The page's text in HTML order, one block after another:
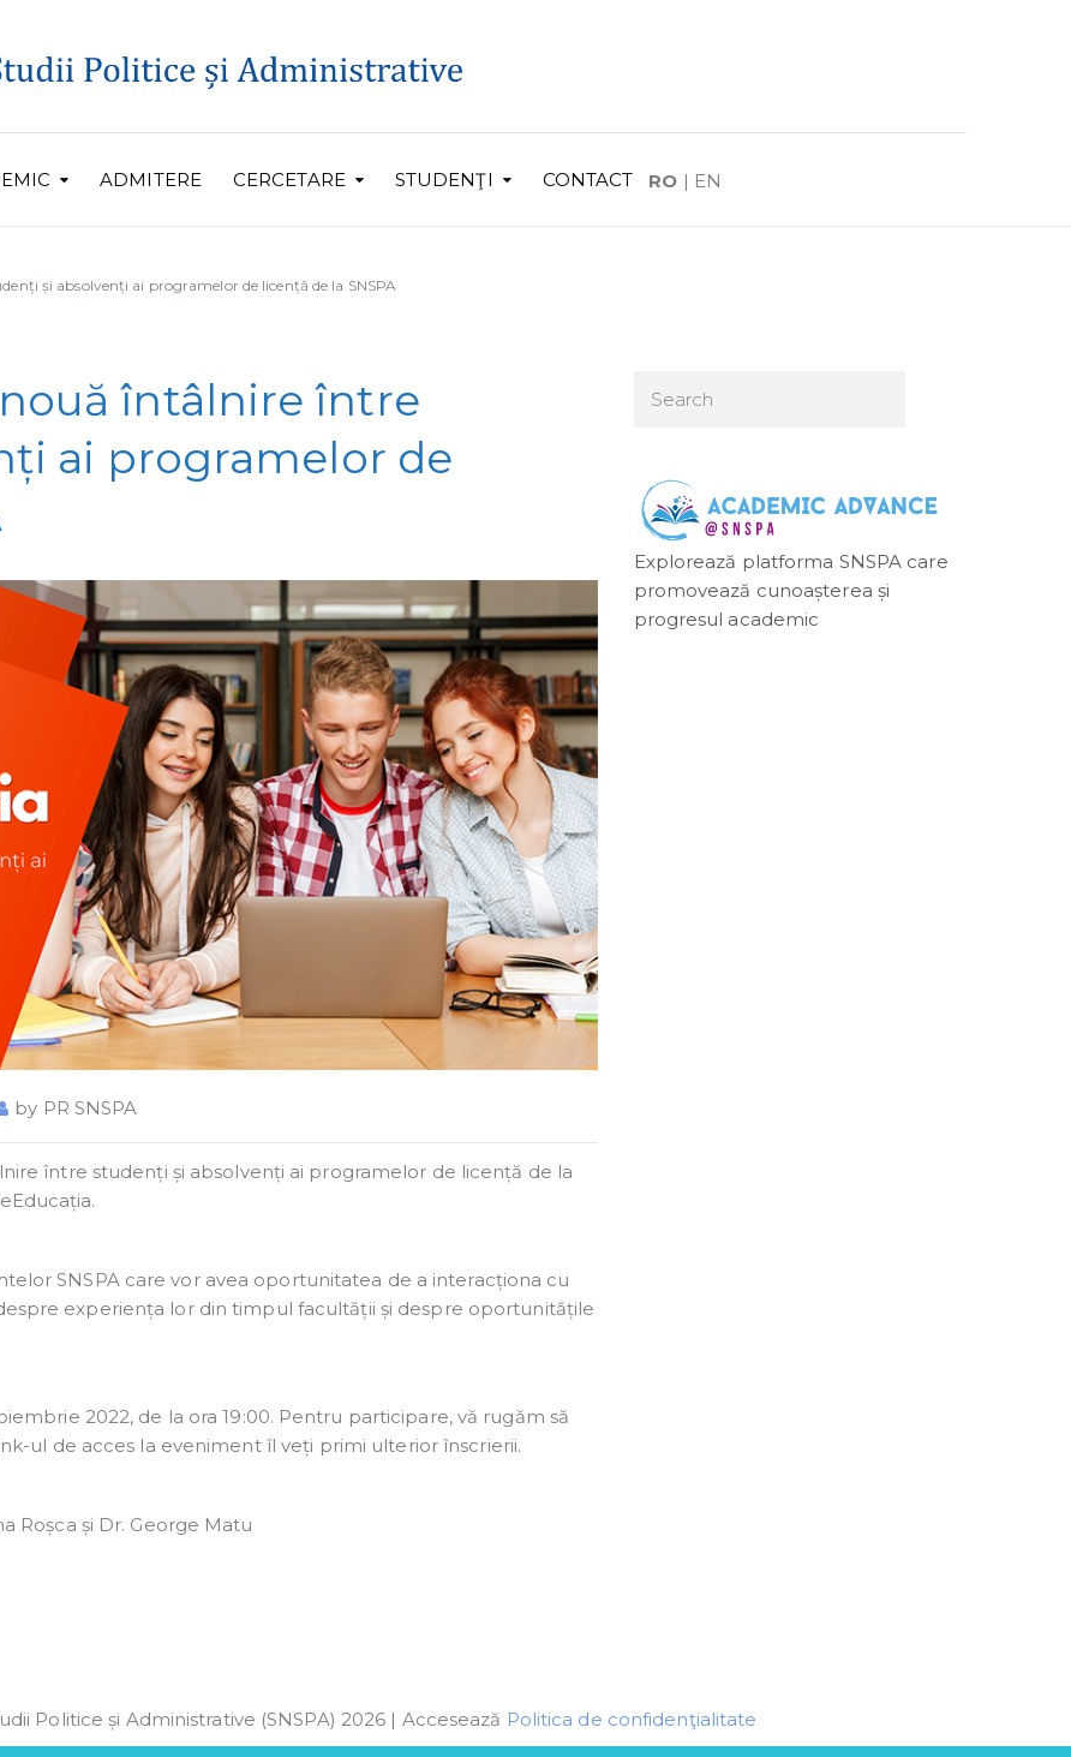
ADMITERE CERCETARE STUDENŢI CONTACT RO | EN
și absolvenți ai programelor de licență de la SNSPA
întâlnire între
ai programelor de
by PR SNSPA
între studenți și absolvenți ai programelor de licență de la
SNSPA care vor avea oportunitatea de a interacționa cu
experiența lor din timpul facultății și despre oportunitățile
2022, de la ora 19:00. Pentru participare, vă rugăm să
ul de acces la eveniment îl veți primi ulterior înscrierii.
Roșca și Dr. George Matu
Explorează platforma SNSPA care
promovează cunoașterea și
progresul academic
Politice și Administrative (SNSPA) 2026 | Accesează Politica de confidenţialitate